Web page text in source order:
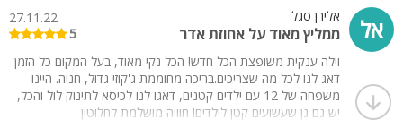
אל אלירן סגל
ממליץ מאוד על אחוזת אדר
27.11.22
5
וילה ענקית משופצת הכל חדש! הכל נקי מאוד, בעל המקום כל הזמן
דאג לנו לכל מה שצריכים.בריכה מחוממת ג'קוזי גדול, חניה. היינו
משפחה של 12 עם ילדים קטנים, דאגו לנו לכיסא לתינוק לול והכל,
יש גם גן שעשועים קטן לילדים! חוויה מושלמת לחלוטין